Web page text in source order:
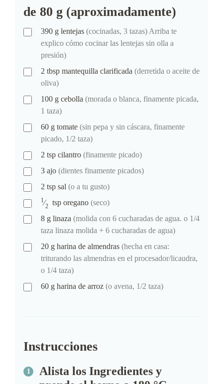
de 80 g (aproximadamente)
390 g lentejas (cocinadas, 3 tazas) Arriba te
explico cómo cocinar las lentejas sin olla a
presión)
2 tbsp mantequilla clarificada (derretida o aceite de
oliva)
100 g cebolla (morada o blanca, finamente picada,
1 taza)
60 g tomate (sin pepa y sin cáscara, finamente
picado, 1/2 taza)
2 tsp cilantro (finamente picado)
3 ajo (dientes finamente picados)
2 tsp sal (o a tu gusto)
1⁄2 tsp oregano (seco)
8 g linaza (molida con 6 cucharadas de agua. o 1/4
taza linaza molida + 6 cucharadas de agua)
20 g harina de almendras (hecha en casa:
triturando las almendras en el procesador/licaudra,
o 1/4 taza)
60 g harina de arroz (o avena, 1/2 taza)
Instrucciones
Alista los Ingredientes y